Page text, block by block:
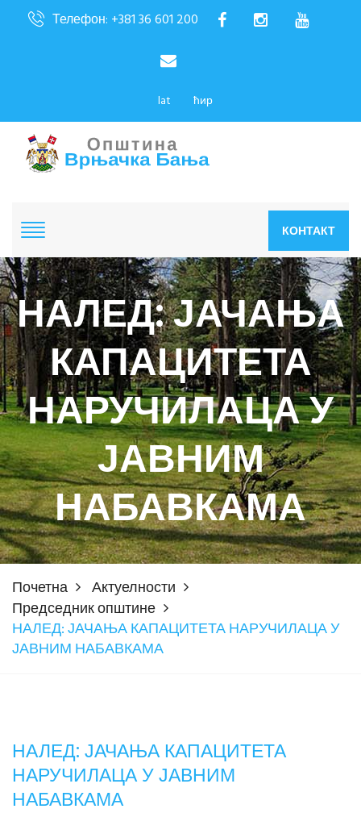
Телефон: +381 36 601 200
lat ћир
КОНТАКТ
НАЛЕД: ЈАЧАЊА
КАПАЦИТЕТА
НАРУЧИЛАЦА У
ЈАВНИМ
НАБАВКАМА
Почетна
Актуелности
Председник општине
НАЛЕД: ЈАЧАЊА КАПАЦИТЕТА НАРУЧИЛАЦА У
ЈАВНИМ НАБАВКАМА
НАЛЕД: ЈАЧАЊА КАПАЦИТЕТА
НАРУЧИЛАЦА У ЈАВНИМ
НАБАВКАМА